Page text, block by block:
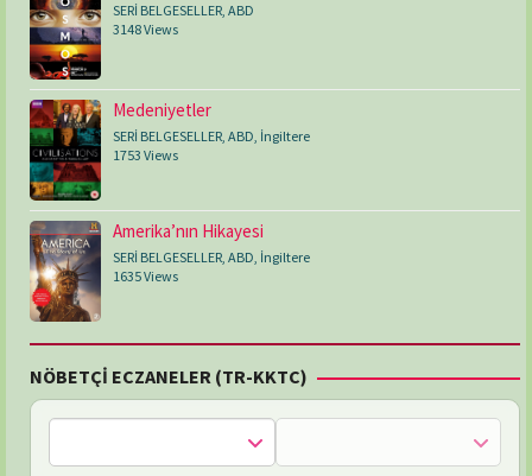
SERİ BELGESELLER, ABD
3148 Views
Medeniyetler
SERİ BELGESELLER, ABD, İngiltere
1753 Views
Amerika’nın Hikayesi
SERİ BELGESELLER, ABD, İngiltere
1635 Views
NÖBETÇİ ECZANELER (TR-KKTC)